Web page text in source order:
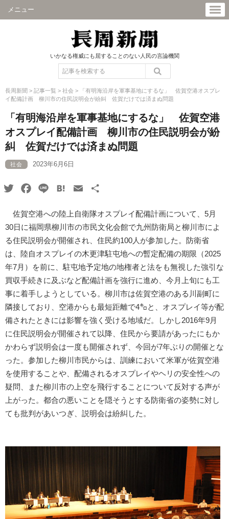
メニュー
いかなる権威にも屈することのない人民の言論機関
長周新聞 > 記事一覧 > 社会 >
「有明海沿岸を軍事基地にするな」 佐賀空港オスプレ
イ配備計画 柳川市の住民説明会が紛糾 佐賀だけでは済まぬ問題
「有明海沿岸を軍事基地にするな」 佐賀空港
オスプレイ配備計画 柳川市の住民説明会が紛
糾 佐賀だけでは済まぬ問題
社会 2023年6月6日
TwitterFacebook
Line HatenaEmail
佐賀空港への陸上自衛隊オスプレイ配備計画について、5月
30日に福岡県柳川市の市民文化会館で九州防衛局と柳川市によ
る住民説明会が開催され、住民約100人が参加した。防衛省
は、陸自オスプレイの木更津駐屯地への暫定配備の期限（2025
年7月）を前に、駐屯地予定地の地権者と法をも無視した強引な
買収手続きに及ぶなど配備計画を強行に進め、今月上旬にも工
事に着手しようとしている。柳川市は佐賀空港のある川副町に
隣接しており、空港からも最短距離で4㌔と、オスプレイ等が配
備されたときには影響を強く受ける地域だ。しかし2016年9月
に住民説明会が開催されて以降、住民から要請があったにもか
かわらず説明会は一度も開催されず、今回が7年ぶりの開催とな
った。参加した柳川市民からは、訓練において米軍が佐賀空港
を使用することや、配備されるオスプレイやヘリの安全性への
疑問、また柳川市の上空を飛行することについて反対する声が
上がった。都合の悪いことを隠そうとする防衛省の姿勢に対し
ても批判があいつぎ、説明会は紛糾した。